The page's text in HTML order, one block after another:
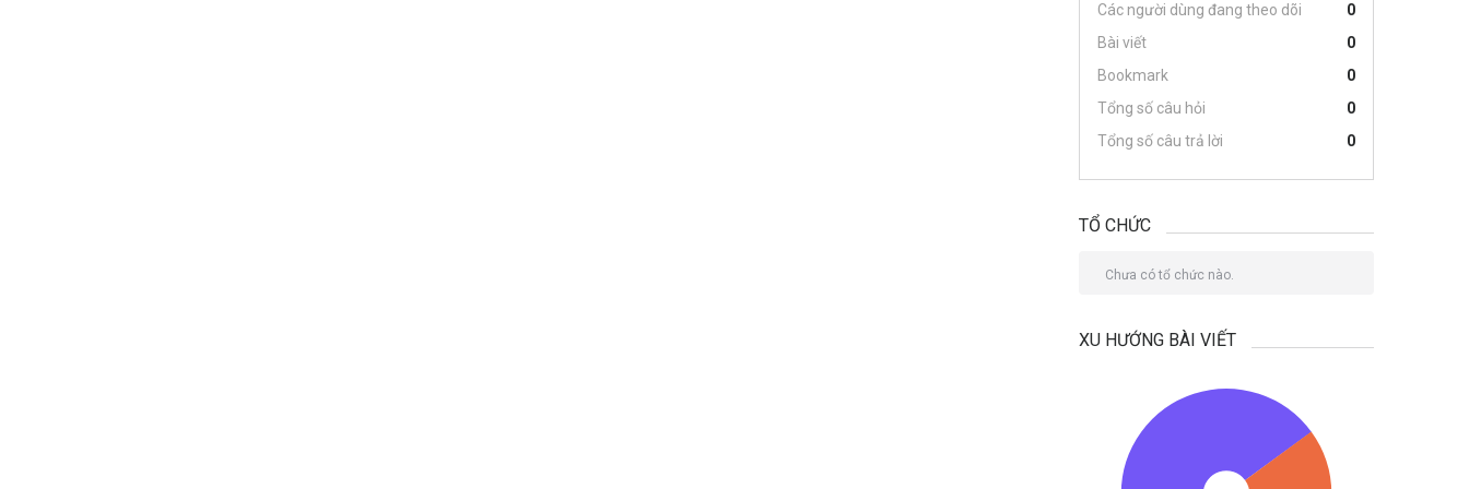
Các người dùng đang theo dõi
0
Bài viết
0
Bookmark
0
Tổng số câu hỏi
0
Tổng số câu trả lời
0
TỔ CHỨC
Chưa có tổ chức nào.
XU HƯỚNG BÀI VIẾT